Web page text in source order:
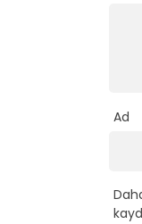
Ad